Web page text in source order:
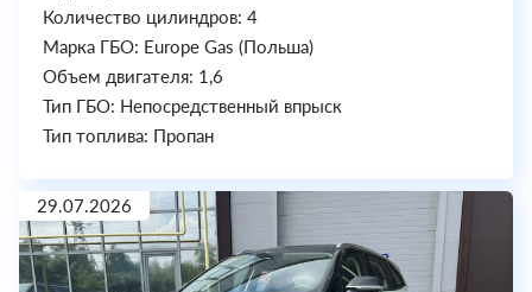
Количество цилиндров: 4
Марка ГБО: Europe Gas (Польша)
Объем двигателя: 1,6
Тип ГБО: Непосредственный впрыск
Тип топлива: Пропан
29.07.2026